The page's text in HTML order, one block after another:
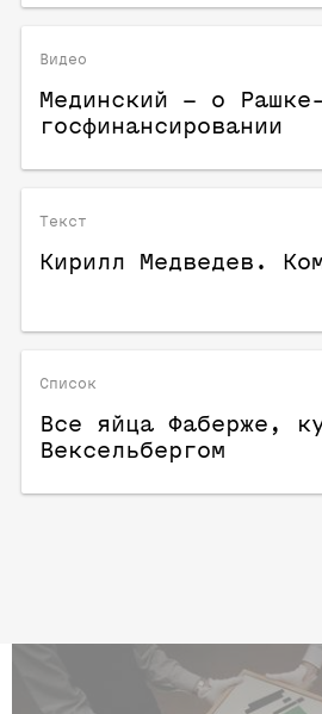
Видео
Мединский – о
госфинансировании
Текст
Кирилл Медведев.
Список
Все яйца Фаберже,
Вексельбергом